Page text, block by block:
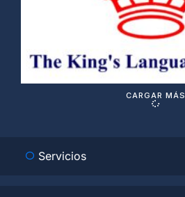
CARGAR MÁS
Servicios